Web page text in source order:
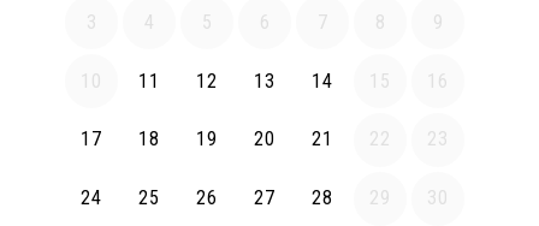
3 4 5 6 7 8 9
10 11 12 13 14 15 16
17 18 19 20 21 22 23
24 25 26 27 28 29 30